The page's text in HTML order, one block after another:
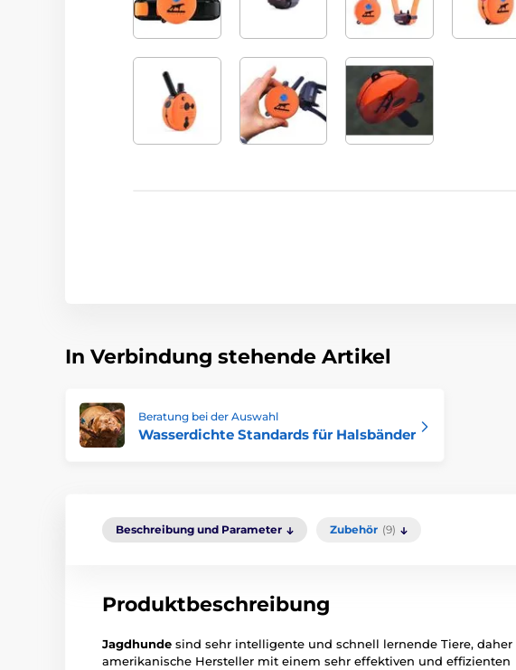
In Verbindung stehende Artikel
Beratung bei der Auswahl
Wasserdichte Standards für Halsbänder
Beschreibung und Parameter Zubehör (9)
Produktbeschreibung
Jagdhunde sind sehr intelligente und schnell lernende Tiere,
amerikanische Hersteller mit einem sehr effektiven und effizienten